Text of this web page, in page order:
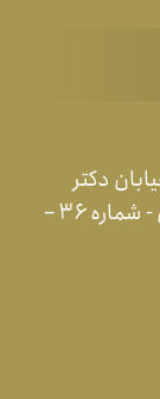
دکتر
عضدی-پایین تر از بیمارستان آبان - شماره ۳۶ –